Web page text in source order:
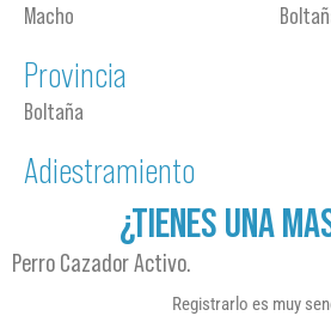
Macho
Provincia
Boltaña
Adiestramiento
¿TIENES UNA
Perro Cazador Activo.
Registrarlo es muy